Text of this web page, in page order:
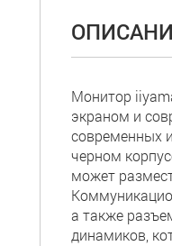
Монитор
экраном и
современных
черном
может
а также
динамиков,